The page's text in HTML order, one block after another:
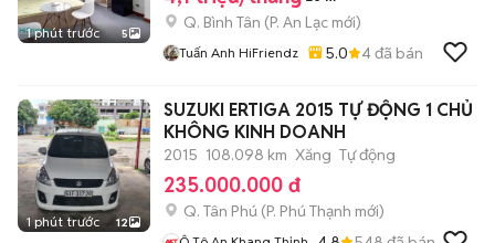
1 phút trước 5
Q. Bình Tân (P. An Lạc mới)
Tuấn Anh HiFriendz 5.0 4đã bán
1 phút trước 12
SUZUKI ERTIGA 2015 TỰ ĐỘNG 1 CHỦ
KHÔNG KINH DOANH
2015 108.098 km Xăng Tự động
235.000.000 đ
Q. Tân Phú (P. Phú Thạnh mới)